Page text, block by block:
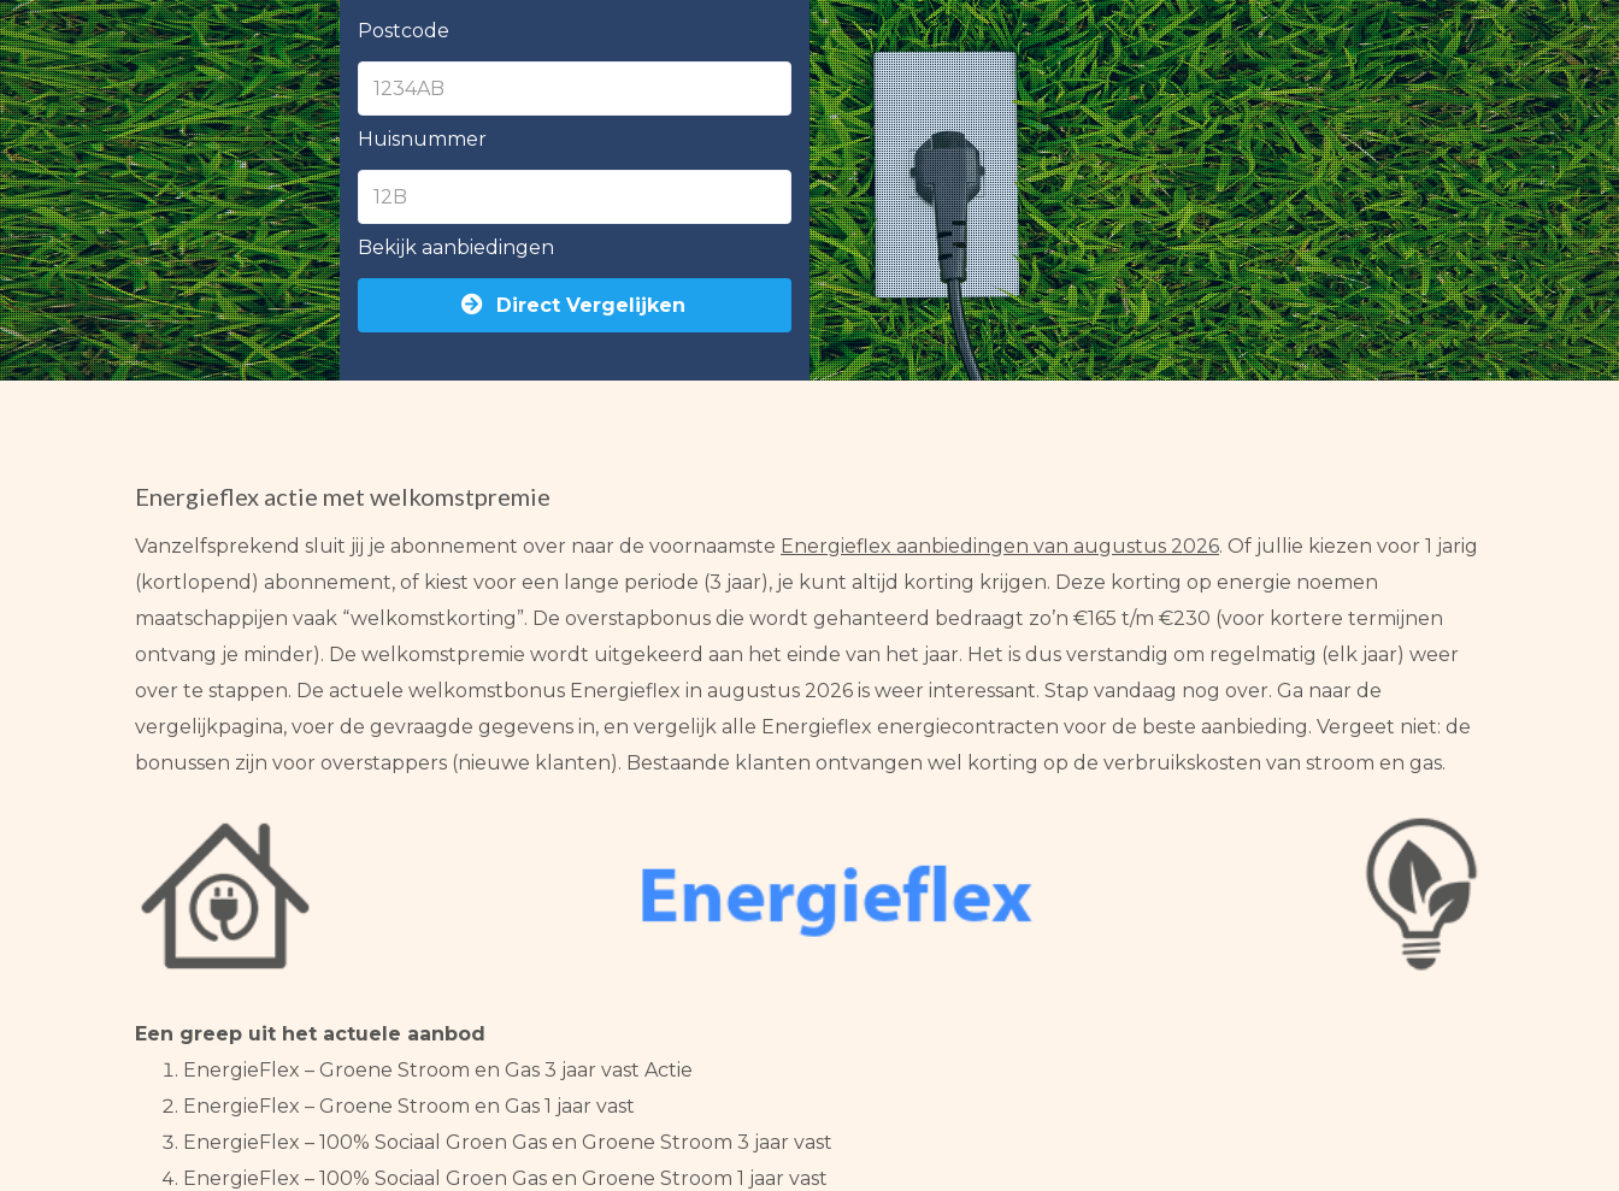
Postcode
Huisnummer
Bekijk aanbiedingen
Direct Vergelijken
Energieflex actie met welkomstpremie
Vanzelfsprekend sluit jij je abonnement over naar de voornaamste Energieflex aanbiedingen van augustus 2026. Of jullie kiezen voor 1 jarig
(kortlopend) abonnement, of kiest voor een lange periode (3 jaar), je kunt altijd korting krijgen. Deze korting op energie noemen
maatschappijen vaak “welkomstkorting”. De overstapbonus die wordt gehanteerd bedraagt zo’n €165 t/m €230 (voor kortere termijnen
ontvang je minder). De welkomstpremie wordt uitgekeerd aan het einde van het jaar. Het is dus verstandig om regelmatig (elk jaar) weer
over te stappen. De actuele welkomstbonus Energieflex in augustus 2026 is weer interessant. Stap vandaag nog over. Ga naar de
vergelijkpagina, voer de gevraagde gegevens in, en vergelijk alle Energieflex energiecontracten voor de beste aanbieding. Vergeet niet: de
bonussen zijn voor overstappers (nieuwe klanten). Bestaande klanten ontvangen wel korting op de verbruikskosten van stroom en gas.
Een greep uit het actuele aanbod
EnergieFlex – Groene Stroom en Gas 3 jaar vast Actie
EnergieFlex – Groene Stroom en Gas 1 jaar vast
EnergieFlex – 100% Sociaal Groen Gas en Groene Stroom 3 jaar vast
EnergieFlex – 100% Sociaal Groen Gas en Groene Stroom 1 jaar vast